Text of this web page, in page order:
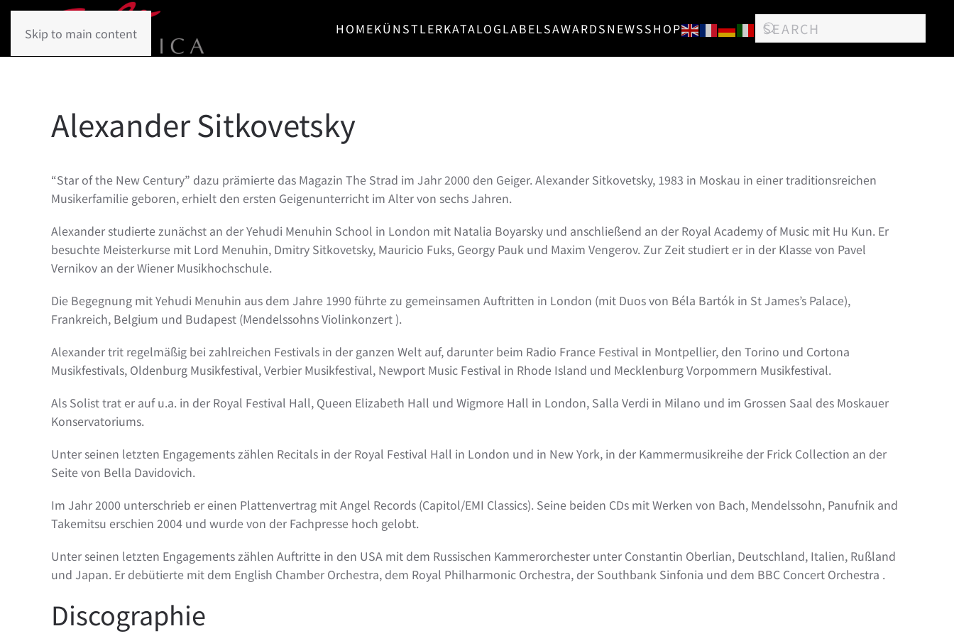
Skip to main content HOMEKÜNSTLERKATALOGLABELSAWARDSNEWSSHOP
Alexander Sitkovetsky
“Star of the New Century” dazu prämierte das Magazin The Strad im Jahr 2000 den Geiger. Alexander Sitkovetsky, 1983 in Moskau in einer traditionsreichen
Musikerfamilie geboren, erhielt den ersten Geigenunterricht im Alter von sechs Jahren.
Alexander studierte zunächst an der Yehudi Menuhin School in London mit Natalia Boyarsky und anschließend an der Royal Academy of Music mit Hu Kun. Er
besuchte Meisterkurse mit Lord Menuhin, Dmitry Sitkovetsky, Mauricio Fuks, Georgy Pauk und Maxim Vengerov. Zur Zeit studiert er in der Klasse von Pavel
Vernikov an der Wiener Musikhochschule.
Die Begegnung mit Yehudi Menuhin aus dem Jahre 1990 führte zu gemeinsamen Auftritten in London (mit Duos von Béla Bartók in St James’s Palace),
Frankreich, Belgium und Budapest (Mendelssohns Violinkonzert ).
Alexander trit regelmäßig bei zahlreichen Festivals in der ganzen Welt auf, darunter beim Radio France Festival in Montpellier, den Torino und Cortona
Musikfestivals, Oldenburg Musikfestival, Verbier Musikfestival, Newport Music Festival in Rhode Island und Mecklenburg Vorpommern Musikfestival.
Als Solist trat er auf u.a. in der Royal Festival Hall, Queen Elizabeth Hall und Wigmore Hall in London, Salla Verdi in Milano und im Grossen Saal des Moskauer
Konservatoriums.
Unter seinen letzten Engagements zählen Recitals in der Royal Festival Hall in London und in New York, in der Kammermusikreihe der Frick Collection an der
Seite von Bella Davidovich.
Im Jahr 2000 unterschrieb er einen Plattenvertrag mit Angel Records (Capitol/EMI Classics). Seine beiden CDs mit Werken von Bach, Mendelssohn, Panufnik and
Takemitsu erschien 2004 und wurde von der Fachpresse hoch gelobt.
Unter seinen letzten Engagements zählen Auftritte in den USA mit dem Russischen Kammerorchester unter Constantin Oberlian, Deutschland, Italien, Rußland
und Japan. Er debütierte mit dem English Chamber Orchestra, dem Royal Philharmonic Orchestra, der Southbank Sinfonia und dem BBC Concert Orchestra .
Discographie